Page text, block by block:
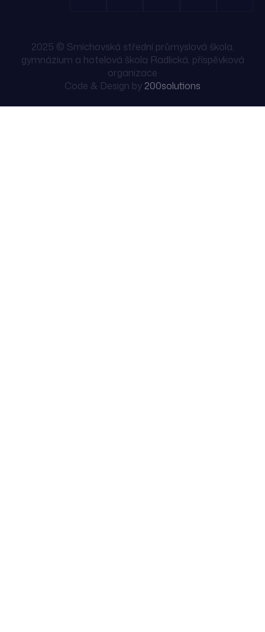
2025 © Smíchovská střední průmyslová škola,
gymnázium a hotelová škola Radlická, příspěvková
organizace
Code & Design by 200solutions